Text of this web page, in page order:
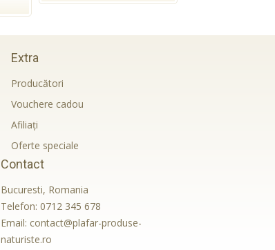
Extra
Producători
Vouchere cadou
Afiliaţi
Oferte speciale
Contact
Bucuresti, Romania
Telefon: 0712 345 678
Email: contact@plafar-produse-
naturiste.ro